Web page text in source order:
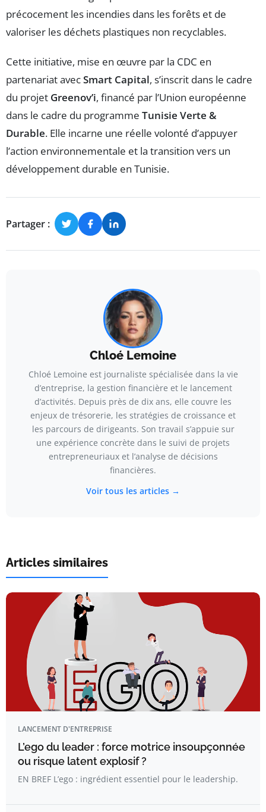
précocement les incendies dans les forêts et de
valoriser les déchets plastiques non recyclables.
Cette initiative, mise en œuvre par la CDC en
partenariat avecSmart Capital, s’inscrit dans le cadre
du projet Greenov’i, financé par l’Union européenne
dans le cadre du programme Tunisie Verte &
Durable. Elle incarne une réelle volonté d’appuyer
l’action environnementale et la transition vers un
développement durable en Tunisie.
Partager :
Chloé Lemoine
Chloé Lemoine est journaliste spécialisée dans la vie
d’entreprise, la gestion financière et le lancement
d’activités. Depuis près de dix ans, elle couvre les
enjeux de trésorerie, les stratégies de croissance et
les parcours de dirigeants. Son travail s’appuie sur
une expérience concrète dans le suivi de projets
entrepreneuriaux et l’analyse de décisions
financières.
Voir tous les articles →
Articles similaires
LANCEMENT D'ENTREPRISE
L’ego du leader : force motrice insoupçonnée
ou risque latent explosif ?
EN BREF L’ego : ingrédient essentiel pour le leadership.